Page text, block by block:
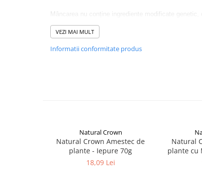
Mâncarea nu conține ingrediente modificate
arome.
fără adaos de cereale. Bogat în ierburi aromatice,
de coacăze, băț de mesteacăn, floare de hibiscus,
VEZI MAI MULT
Informatii conformitate produs
Natural Crown
Natural Crown Amestec de
plante - Iepure 70g
18,09 Lei
Natural
plante cu